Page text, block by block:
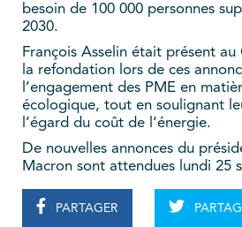
besoin de 100 000 personnes
2030.
François Asselin était présent
la refondation lors de ces
l’engagement des PME en
écologique, tout en soulignant
l’égard du coût de l’énergie.
De nouvelles annonces du
Macron sont attendues lundi 25
PARTAGER